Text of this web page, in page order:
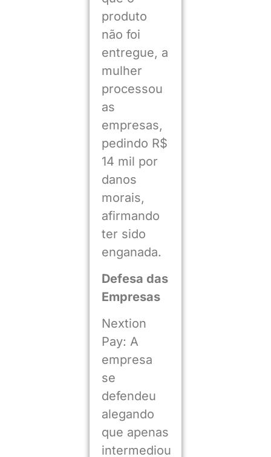
produto
não foi
entregue, a
mulher
processou
as
empresas,
pedindo R$
14 mil por
danos
morais,
afirmando
ter sido
enganada.
Defesa das
Empresas
Nextion
Pay: A
empresa
se
defendeu
alegando
que apenas
intermediou